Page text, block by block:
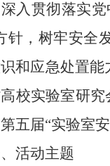
入贯彻落实
针，树牢安全
和应急处置
校实验室研
五届“实验室
活动主题